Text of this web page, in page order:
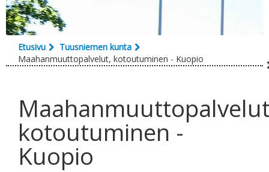
Etusivu
Tuusniemen kunta
Maahanmuuttopalvelut, kotoutuminen - Kuopio
kotoutuminen -
Kuopio